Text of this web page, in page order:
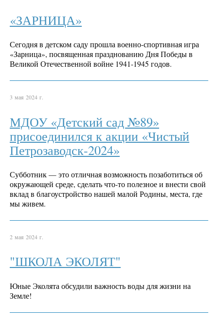
«ЗАРНИЦА»
Сегодня в детском саду прошла военно-спортивная игра
«Зарница», посвященная празднованию Дня Победы в
Великой Отечественной войне 1941-1945 годов.
3 мая 2024 г.
МДОУ «Детский сад №89»
присоединился к акции «Чистый
Петрозаводск-2024»
Субботник — это отличная возможность позаботиться об
окружающей среде, сделать что-то полезное и внести свой
вклад в благоустройство нашей малой Родины, места, где
мы живем.
2 мая 2024 г.
"ШКОЛА ЭКОЛЯТ"
Юные Эколята обсудили важность воды для жизни на
Земле!